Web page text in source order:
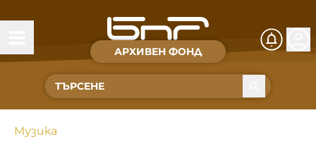
АРХИВЕН ФОНД
Времена и хора
Култура
Музика
Музика